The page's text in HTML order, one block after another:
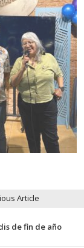
Article
de fin de año